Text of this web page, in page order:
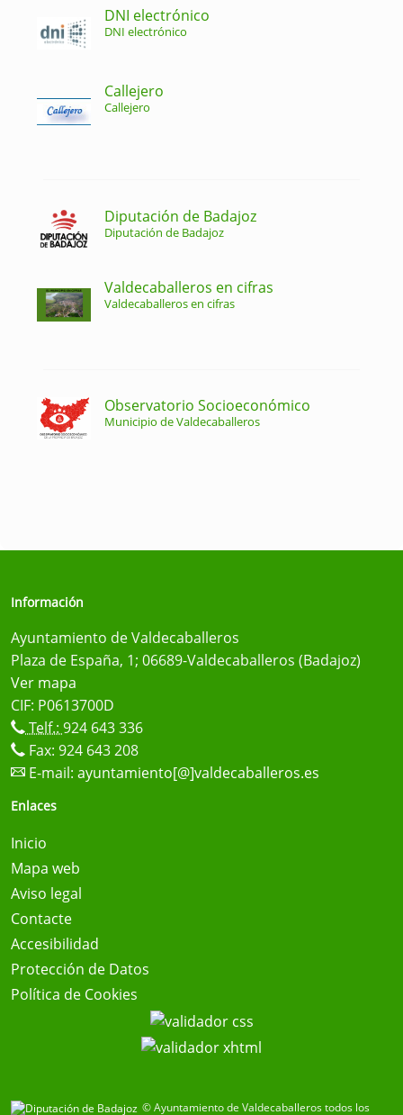
DNI electrónico
DNI electrónico
Callejero
Callejero
Diputación de Badajoz
Diputación de Badajoz
Valdecaballeros en cifras
Valdecaballeros en cifras
Observatorio Socioeconómico
Municipio de Valdecaballeros
Información
Ayuntamiento de Valdecaballeros
Plaza de España, 1; 06689-Valdecaballeros (Badajoz)
Ver mapa
CIF: P0613700D
Telf.: 924 643 336
Fax: 924 643 208
E-mail: ayuntamiento[@]valdecaballeros.es
Enlaces
Inicio
Mapa web
Aviso legal
Contacte
Accesibilidad
Protección de Datos
Política de Cookies
© Ayuntamiento de Valdecaballeros todos los